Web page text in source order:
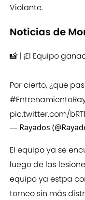
Violante.
Noticias de
📸 | ¡El Equipo
Por cierto, ¿que
pic.twitter.com/
— Rayados
El equipo ya se
luego de las
equipo ya estpa
torneo sin más